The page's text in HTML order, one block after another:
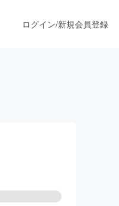
ログイン/新規会員登録